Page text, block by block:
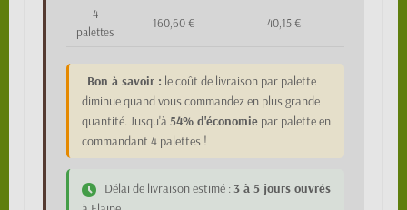
4
palettes
160,60 € 40,15 €
Bon à savoir : le coût de livraison par palette
diminue quand vous commandez en plus grande
quantité. Jusqu'à54% d'économie par palette en
commandant 4 palettes !
Délai de livraison estimé : 3 à 5 jours ouvrés